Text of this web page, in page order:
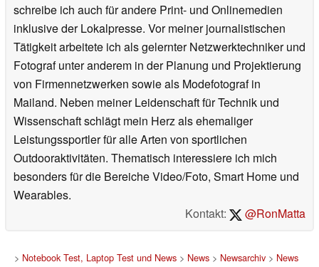
schreibe ich auch für andere Print- und Onlinemedien
inklusive der Lokalpresse. Vor meiner journalistischen
Tätigkeit arbeitete ich als gelernter Netzwerktechniker und
Fotograf unter anderem in der Planung und Projektierung
von Firmennetzwerken sowie als Modefotograf in
Mailand. Neben meiner Leidenschaft für Technik und
Wissenschaft schlägt mein Herz als ehemaliger
Leistungssportler für alle Arten von sportlichen
Outdooraktivitäten. Thematisch interessiere ich mich
besonders für die Bereiche Video/Foto, Smart Home und
Wearables.
Kontakt:
@RonMatta
> Notebook Test, Laptop Test und News> News> Newsarchiv> News